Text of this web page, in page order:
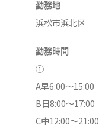
勤務地
浜松市浜北区
勤務時間
①
A早6:00～15:00
B日8:00～17:00
C中12:00～21:00